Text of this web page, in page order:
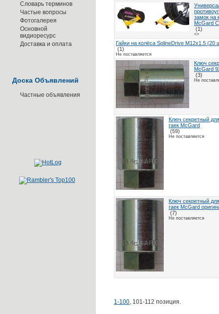
Словарь терминов
Частые вопросы
Фотогалерея
Основной
видиоресурс
Доставка и оплата
Доска Объявлений
Частные объявления
замок на
McGard
(1)
<>
Гайки на колёса SplineDrive M12x1.5 (20
(1)
Не поставляется
Ключ
McGard
(3)
Не
Ключ секретный
гаек McGard
(59)
Не поставляется
Ключ секретный
гаек McGard
(7)
Не поставляется
1-100, 101-112 позиция.